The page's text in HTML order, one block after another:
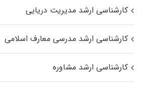
کارشناسی ارشد مدیریت دریایی
کارشناسی ارشد مدرسی معارف اسلامی
کارشناسی ارشد مشاوره